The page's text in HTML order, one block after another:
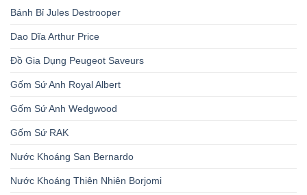
Bánh Bỉ Jules Destrooper
Dao Dĩa Arthur Price
Đồ Gia Dụng Peugeot Saveurs
Gốm Sứ Anh Royal Albert
Gốm Sứ Anh Wedgwood
Gốm Sứ RAK
Nước Khoáng San Bernardo
Nước Khoáng Thiên Nhiên Borjomi